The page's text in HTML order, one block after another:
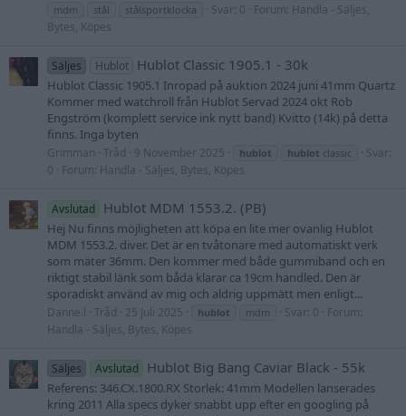
mdm
stål stålsportklocka Svar: 0 Forum: Handla - Säljes,
Bytes, Köpes
Säljes Hublot Hublot Classic 1905.1 - 30k
Hublot Classic 1905.1 Inropad på auktion 2024 juni 41mm Quartz
Kommer med watchroll från Hublot Servad 2024 okt Rob
Engström (komplett service ink nytt band) Kvitto (14k) på detta
finns. Inga byten
Grimman Tråd 9 November 2025 hublot hublot classic
Svar:
0
Forum: Handla - Säljes, Bytes, Köpes
Avslutad Hublot MDM 1553.2. (PB)
Hej Nu finns möjligheten att köpa en lite mer ovanlig Hublot
MDM 1553.2. diver. Det är en tvåtonare med automatiskt verk
som mäter 36mm. Den kommer med både gummiband och en
riktigt stabil länk som båda klarar ca 19cm handled. Den är
sporadiskt använd av mig och aldrig uppmätt men enligt...
Danne.l Tråd 25 Juli 2025 hublot mdm Svar: 0
Forum:
Handla - Säljes, Bytes, Köpes
Säljes Avslutad Hublot Big Bang Caviar Black - 55k
Referens: 346.CX.1800.RX Storlek: 41mm Modellen lanserades
kring 2011 Alla specs dyker snabbt upp efter en googling på